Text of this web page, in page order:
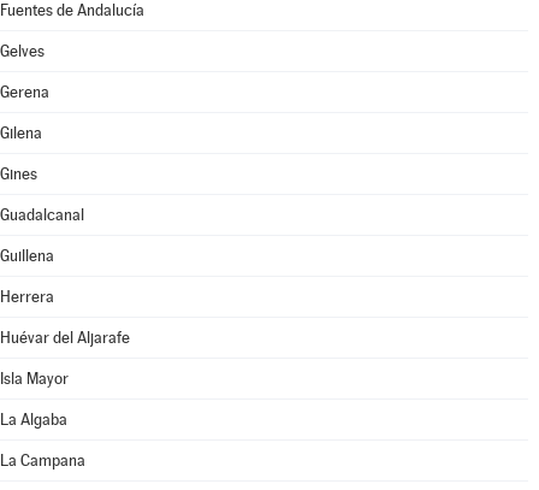
Fuentes de Andalucía
Gelves
Gerena
Gilena
Gines
Guadalcanal
Guillena
Herrera
Huévar del Aljarafe
Isla Mayor
La Algaba
La Campana